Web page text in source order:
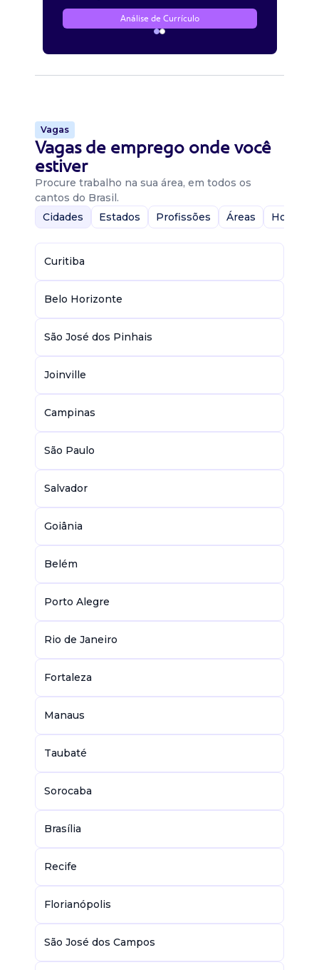
Análise de Currículo
Vagas
Vagas de emprego onde você
estiver
Procure trabalho na sua área, em todos os
cantos do Brasil.
Cidades
Estados Profissões Áreas Home-
Curitiba
Belo Horizonte
São José dos Pinhais
Joinville
Campinas
São Paulo
Salvador
Goiânia
Belém
Porto Alegre
Rio de Janeiro
Fortaleza
Manaus
Taubaté
Sorocaba
Brasília
Recife
Florianópolis
São José dos Campos